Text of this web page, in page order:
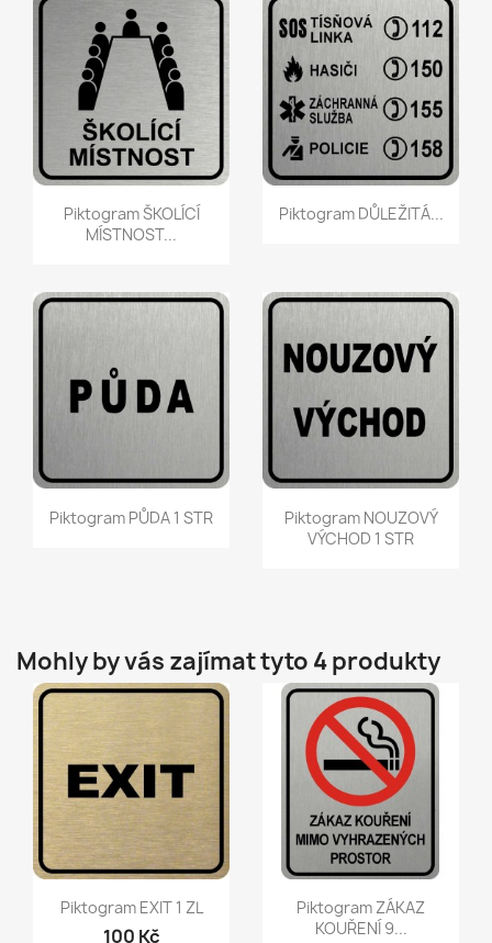
Rychlý náhled
Piktogram ŠKOLÍCÍ
MÍSTNOST...
Rychlý náhled
Piktogram DŮLEŽITÁ...
Rychlý náhled
Piktogram PŮDA 1 STR Rychlý náhled
Piktogram NOUZOVÝ
VÝCHOD 1 STR
Mohly by vás zajímat tyto 4 produkty
Rychlý náhled
Piktogram EXIT 1 ZL
100 Kč
Rychlý náhled
Piktogram ZÁKAZ
KOUŘENÍ 9...